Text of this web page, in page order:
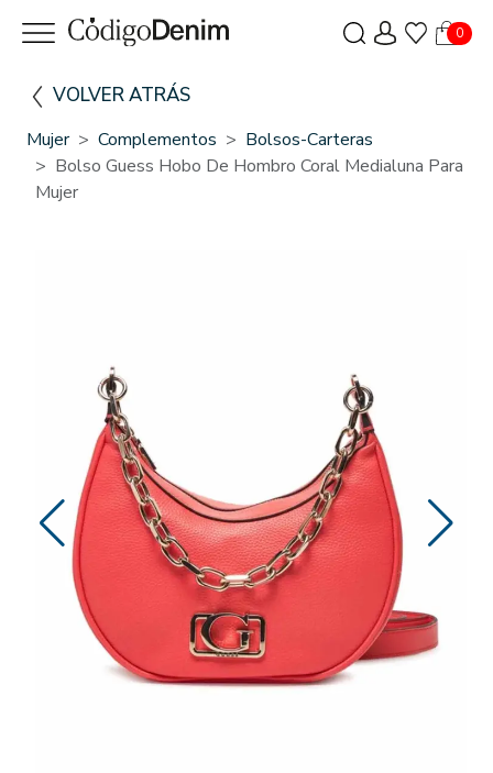
0
VOLVER ATRÁS
Mujer Complementos
Bolsos-Carteras
Bolso Guess Hobo De Hombro Coral Medialuna Para
Mujer